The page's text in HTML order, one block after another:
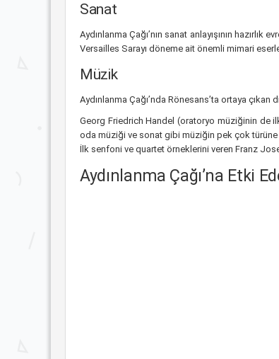
Sanat
Aydınlanma Çağı’nın sanat anlayışının
Versailles Sarayı döneme ait önemli mimari
Müzik
Aydınlanma Çağı’nda Rönesans’ta ortaya çıkan
Georg Friedrich Handel (oratoryo müziğinin de
oda müziği ve sonat gibi müziğin pek çok türüne
İlk senfoni ve quartet örneklerini veren Franz
Aydınlanma Çağı’na Etki